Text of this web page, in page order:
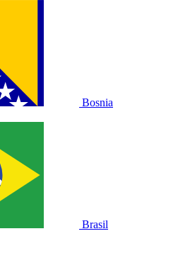
Bosnia
Brasil